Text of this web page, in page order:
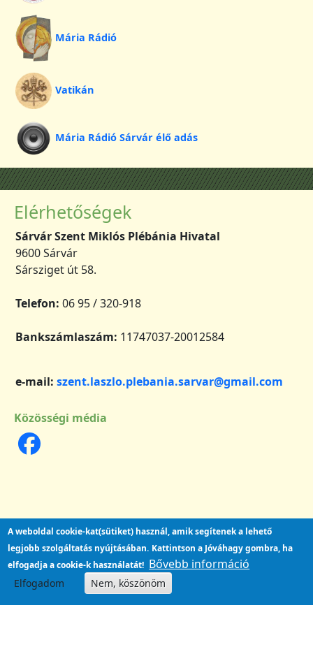
Mária Rádió
Vatikán
Mária Rádió Sárvár élő adás
Elérhetőségek
Sárvár Szent Miklós Plébánia Hivatal
9600 Sárvár
Sársziget út 58.
Telefon: 06 95 / 320-918
Bankszámlaszám: 11747037-20012584
e-mail: szent.laszlo.plebania.sarvar@gmail.com
Közösségi média
A weboldal cookie-kat(sütiket) használ, amik segítenek a lehető
legjobb szolgáltatás nyújtásában. Kattintson a Jóváhagy gombra, ha
elfogadja a cookie-k használatát! Bővebb információ
Elfogadom Nem, köszönöm